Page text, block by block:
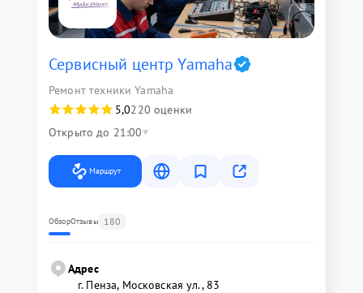
Сервисный центр Yamaha
Ремонт техники Yamaha
5,0220 оценки
Открыто до 21:00
Маршрут
ОбзорОтзывы 180
Адрес
г. Пенза, Московская ул., 83